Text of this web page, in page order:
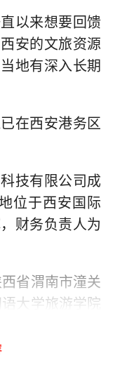
以来想要回馈
安的文旅资源
地有深入长期
在西安港务区
技有限公司成
位于西安国际
财务负责人为
省渭南市潼关
大学旅游学院
宇辉加入西安